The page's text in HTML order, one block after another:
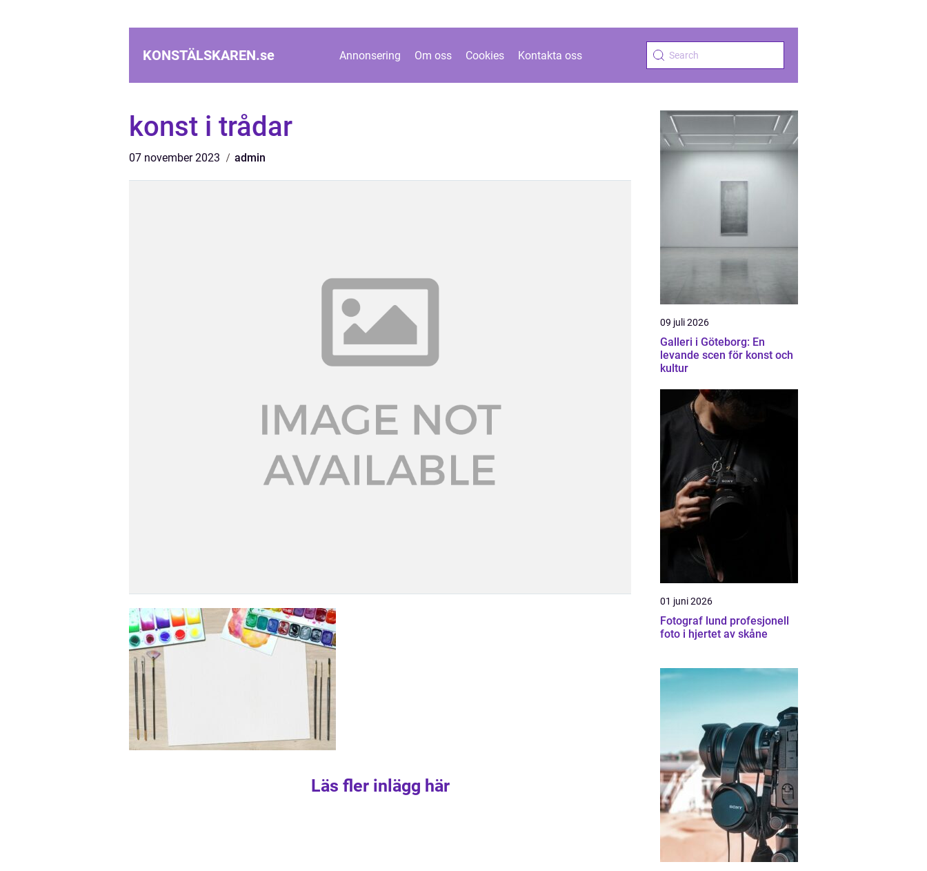
KONSTÄLSKAREN.se Annonsering Om oss Cookies Kontakta oss
konst i trådar
07 november 2023 admin
Läs fler inlägg här
09 juli 2026
Galleri i Göteborg: En
levande scen för konst och
kultur
01 juni 2026
Fotograf lund profesjonell
foto i hjertet av skåne